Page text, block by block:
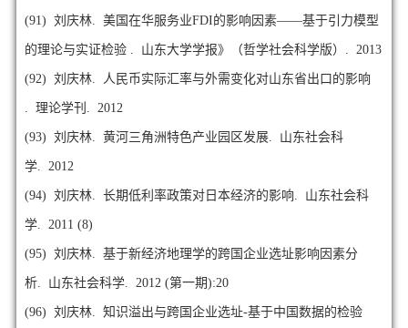
(91) 刘庆林. 美国在华服务业FDI的影响因素——基于引力模型
的理论与实证检验 . 山东大学学报》（哲学社会科学版）. 2013
(92) 刘庆林. 人民币实际汇率与外需变化对山东省出口的影响
. 理论学刊. 2012
(93) 刘庆林. 黄河三角洲特色产业园区发展. 山东社会科
学. 2012
(94) 刘庆林. 长期低利率政策对日本经济的影响. 山东社会科
学. 2011 (8)
(95) 刘庆林. 基于新经济地理学的跨国企业选址影响因素分
析. 山东社会科学. 2012 (第一期):20
(96) 刘庆林. 知识溢出与跨国企业选址-基于中国数据的检验